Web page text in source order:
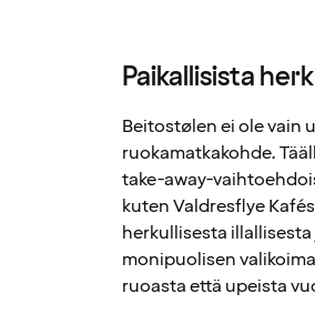
Paikallisista
Beitostølen ei ole vain
ruokamatkakohde.
take-away-
kuten Valdresflye
herkullisesta
monipuolisen
ruoasta että upeista